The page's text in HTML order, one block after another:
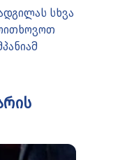
სხვა